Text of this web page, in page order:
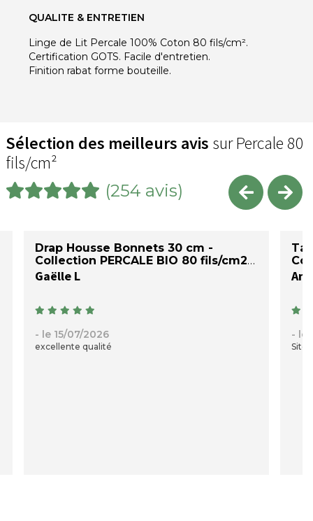
QUALITE & ENTRETIEN
Linge de Lit Percale 100% Coton 80 fils/cm².
Certification GOTS. Facile d'entretien.
Finition rabat forme bouteille.
Sélection des meilleurs avis sur Percale 80
fils/cm²
(254 avis)
Drap Housse Bonnets 30 cm -
Collection PERCALE BIO 80 fils/cm2
Gaëlle L
- le 15/07/2026
excellente qualité
- le
Site